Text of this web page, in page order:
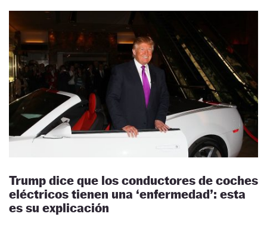
Trump dice que los conductores de coches
eléctricos tienen una ‘enfermedad’: esta
es su explicación